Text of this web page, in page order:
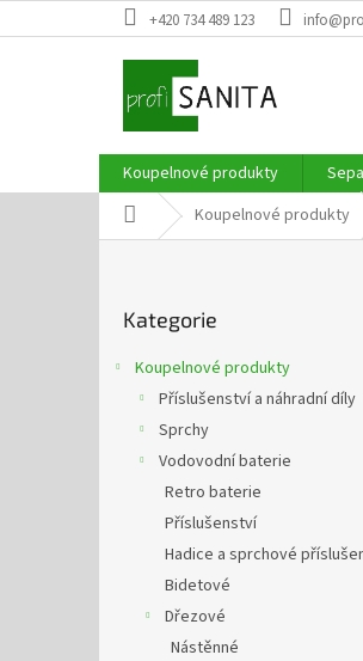
na
+420 734 489 123
Koupelnové produkty
Domů Koupelnové produkty
kategorie
Kategorie
Koupelnové produkty
Příslušenství a náhradní díly
Sprchy
Vodovodní baterie
Retro baterie
Příslušenství
Hadice a sprchové
Bidetové
Dřezové
Nástěnné